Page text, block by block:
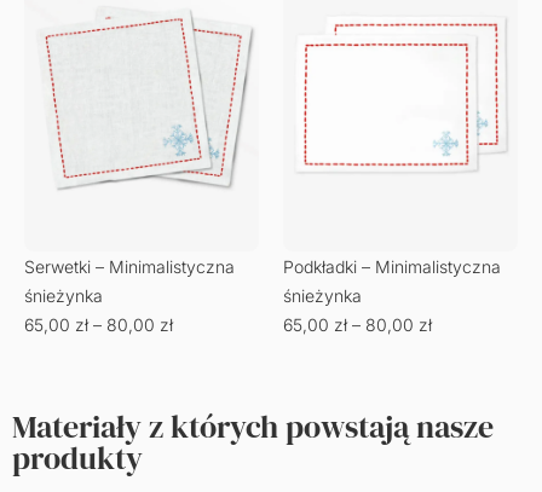
Serwetki – Minimalistyczna
śnieżynka
65,00 zł – 80,00 zł
Podkładki – Minimalistyczna
śnieżynka
65,00 zł – 80,00 zł
Materiały z których powstają nasze
produkty